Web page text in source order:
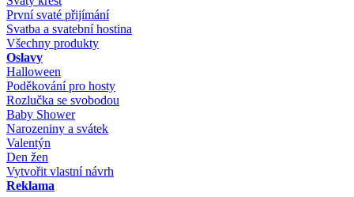
První svaté přijímání
Svatba a svatební hostina
Všechny produkty
Oslavy
Halloween
Poděkování pro hosty
Rozlučka se svobodou
Baby Shower
Narozeniny a svátek
Valentýn
Den žen
Vytvořit vlastní návrh
Reklama